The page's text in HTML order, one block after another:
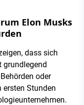
Elon Musks
dass sich
grundlegend
oder
ersten Stunden